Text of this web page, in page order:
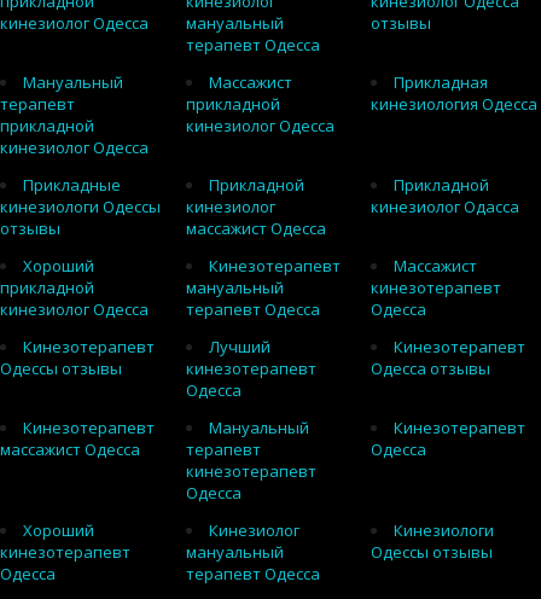
кинезиолог Одесса
мануальный
терапевт Одесса
отзывы
Мануальный
терапевт
прикладной
кинезиолог Одесса
Массажист
прикладной
кинезиолог Одесса
Прикладная
кинезиология Одесса
Прикладные
кинезиологи Одессы
отзывы
Прикладной
кинезиолог
массажист Одесса
Прикладной
кинезиолог Одасса
Хороший
прикладной
кинезиолог Одесса
Кинезотерапевт
мануальный
терапевт Одесса
Массажист
кинезотерапевт
Одесса
Кинезотерапевт
Одессы отзывы
Лучший
кинезотерапевт
Одесса
Кинезотерапевт
Одесса отзывы
Кинезотерапевт
массажист Одесса
Мануальный
терапевт
кинезотерапевт
Одесса
Кинезотерапевт
Одесса
Хороший
кинезотерапевт
Одесса
Кинезиолог
мануальный
терапевт Одесса
Кинезиологи
Одессы отзывы